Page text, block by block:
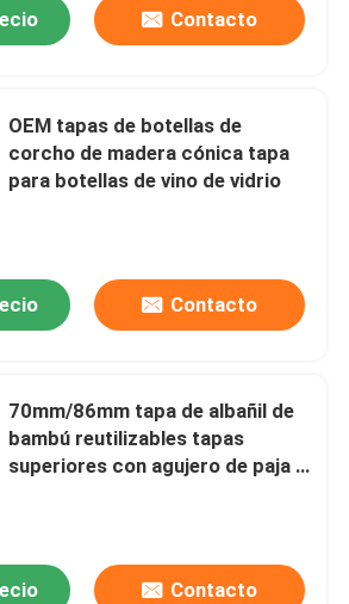
PRESENTACIóN
Contacto
OEM tapas de botellas de
corcho de madera cónica tapa
para botellas de vino de vidrio
Contacto
70mm/86mm tapa de albañil de
bambú reutilizables tapas
superiores con agujero de paja y
Contacto